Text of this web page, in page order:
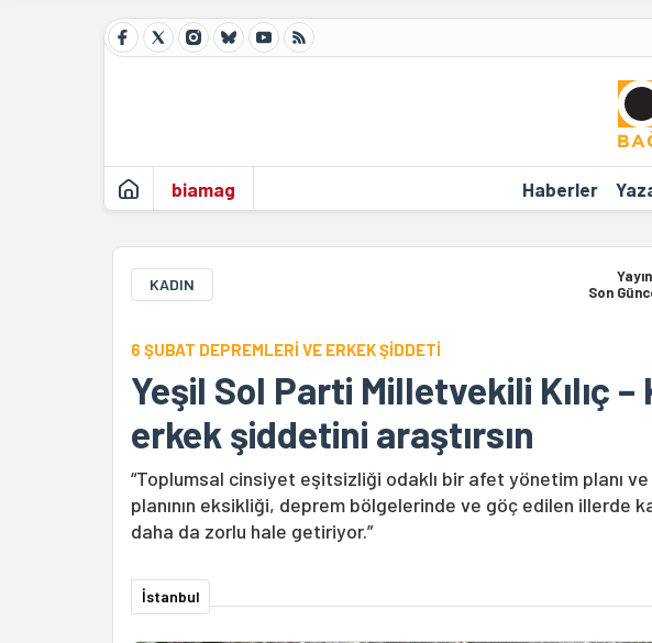
biamag Haberler
KADIN
Son
6 ŞUBAT DEPREMLERİ VE ERKEK ŞİDDETİ
Yeşil Sol Parti Milletvekili Kılıç
erkek şiddetini araştırsın
“Toplumsal cinsiyet eşitsizliği odaklı bir afet yönetim planı
planının eksikliği, deprem bölgelerinde ve göç edilen illerde
daha da zorlu hale getiriyor.”
İstanbul